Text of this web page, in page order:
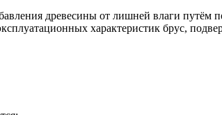
древесины от лишней влаги
характеристик брус,